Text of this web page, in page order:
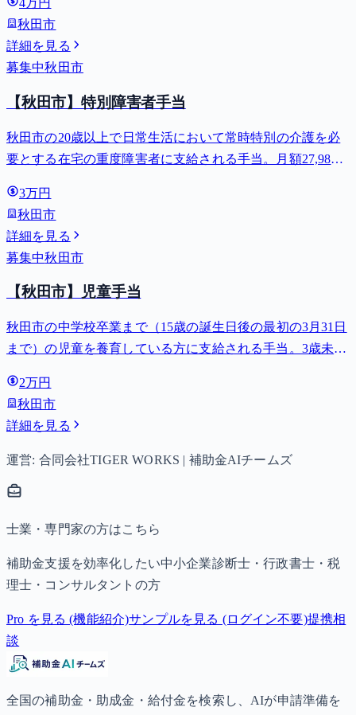
4万円
秋田市
詳細を見る
募集中秋田市
【秋田市】特別障害者手当
秋田市の20歳以上で日常生活において常時特別の介護を必
要とする在宅の重度障害者に支給される手当。月額27,980
3万円
秋田市
詳細を見る
募集中秋田市
【秋田市】児童手当
秋田市の中学校卒業まで（15歳の誕生日後の最初の3月31日
まで）の児童を養育している方に支給される手当。3歳未満
子以降は15,000円）、中学生は月額10,000円。
2万円
秋田市
詳細を見る
運営: 合同会社TIGER WORKS | 補助金AIチームズ
士業・専門家の方はこちら
補助金支援を効率化したい中小企業診断士・行政書士・税
理士・コンサルタントの方
Pro を見る (機能紹介)サンプルを見る (ログイン不要)提携相
談
全国の補助金・助成金・給付金を検索し、AIが申請準備を